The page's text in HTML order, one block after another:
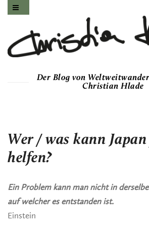
Der Blog von
Christian Hlade
Wer / was kann
helfen?
Ein Problem kann man nicht in
auf welcher es entstanden ist.
Einstein